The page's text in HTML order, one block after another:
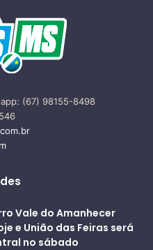
(67) 98155-8498
Vale do Amanhecer
e União das Feiras será
no sábado